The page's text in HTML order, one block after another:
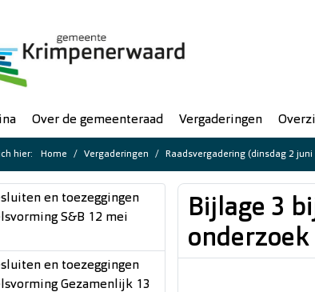
Over de gemeenteraad Vergaderingen
hier: Home Vergaderingen Raadsvergadering (dinsdag 2 juni
en toezeggingen
S&B 12 mei
en toezeggingen
Gezamenlijk 13
Bijlage 3
onderzoek